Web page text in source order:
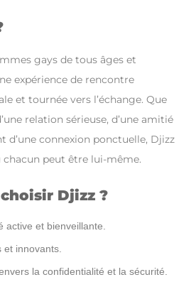
gays de tous âges et
expérience de rencontre
et tournée vers l’échange. Que
relation sérieuse, d’une amitié
d’une connexion ponctuelle, Djizz
chacun peut être lui-même.
Djizz ?
active et bienveillante.
et innovants.
la confidentialité et la sécurité.